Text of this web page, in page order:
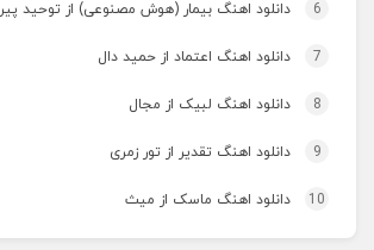
6 دانلود اهنگ بیمار (هوش مصنوعی) از توحید
7 دانلود اهنگ اعتماد از حمید دال
8 دانلود اهنگ لبیک از مجال
9 دانلود اهنگ تقدیر از تور زمری
10 دانلود اهنگ ماسک از میث